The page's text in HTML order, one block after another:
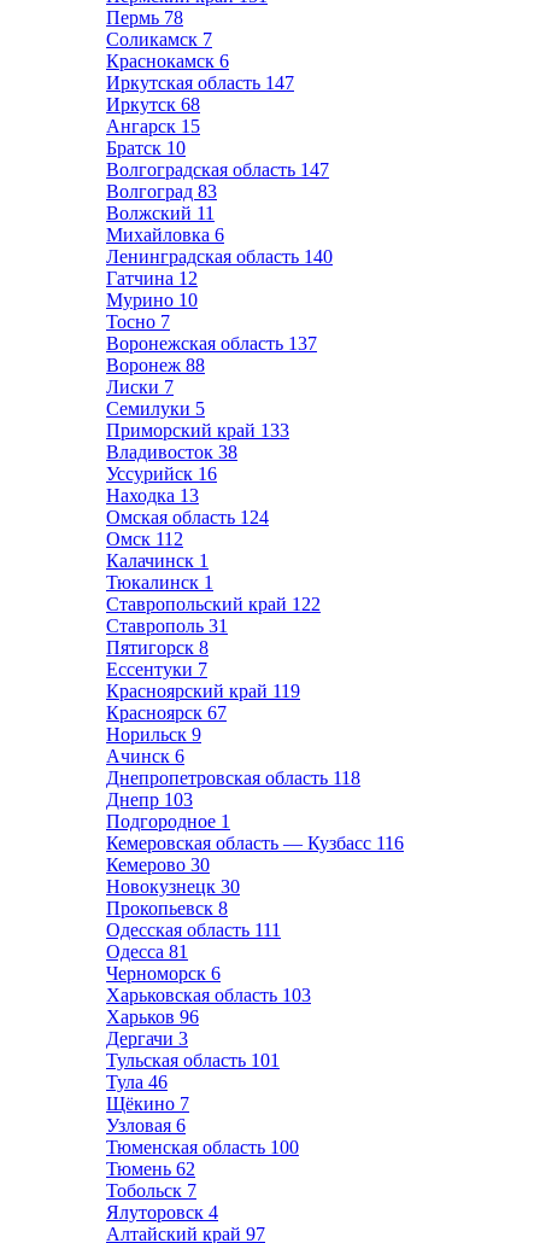
Пермь 78
Соликамск 7
Краснокамск 6
Иркутская область 147
Иркутск 68
Ангарск 15
Братск 10
Волгоградская область 147
Волгоград 83
Волжский 11
Михайловка 6
Ленинградская область 140
Гатчина 12
Мурино 10
Тосно 7
Воронежская область 137
Воронеж 88
Лиски 7
Семилуки 5
Приморский край 133
Владивосток 38
Уссурийск 16
Находка 13
Омская область 124
Омск 112
Калачинск 1
Тюкалинск 1
Ставропольский край 122
Ставрополь 31
Пятигорск 8
Ессентуки 7
Красноярский край 119
Красноярск 67
Норильск 9
Ачинск 6
Днепропетровская область 118
Днепр 103
Подгородное 1
Кемеровская область — Кузбасс 116
Кемерово 30
Новокузнецк 30
Прокопьевск 8
Одесская область 111
Одесса 81
Черноморск 6
Харьковская область 103
Харьков 96
Дергачи 3
Тульская область 101
Тула 46
Щёкино 7
Узловая 6
Тюменская область 100
Тюмень 62
Тобольск 7
Ялуторовск 4
Алтайский край 97